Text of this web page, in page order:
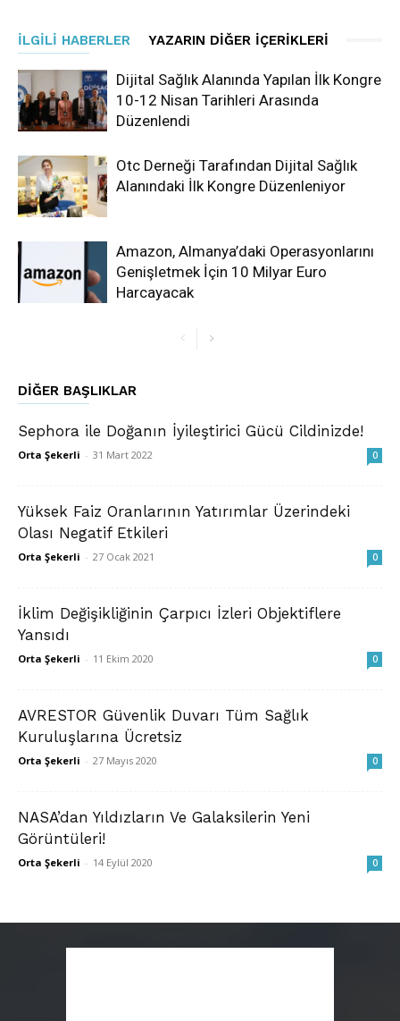
İLGILI HABERLER YAZARIN DIĞER İÇERIKLERI
Dijital Sağlık Alanında Yapılan İlk Kongre
10-12 Nisan Tarihleri Arasında
Düzenlendi
Otc Derneği Tarafından Dijital Sağlık
Alanındaki İlk Kongre Düzenleniyor
Amazon, Almanya’daki Operasyonlarını
Genişletmek İçin 10 Milyar Euro
Harcayacak
DIĞER BAŞLIKLAR
Sephora ile Doğanın İyileştirici Gücü Cildinizde!
Orta Şekerli - 31 Mart 2022 0
Yüksek Faiz Oranlarının Yatırımlar Üzerindeki
Olası Negatif Etkileri
Orta Şekerli - 27 Ocak 2021 0
İklim Değişikliğinin Çarpıcı İzleri Objektiflere
Yansıdı
Orta Şekerli - 11 Ekim 2020 0
AVRESTOR Güvenlik Duvarı Tüm Sağlık
Kuruluşlarına Ücretsiz
Orta Şekerli - 27 Mayıs 2020 0
NASA’dan Yıldızların Ve Galaksilerin Yeni
Görüntüleri!
Orta Şekerli - 14 Eylül 2020 0